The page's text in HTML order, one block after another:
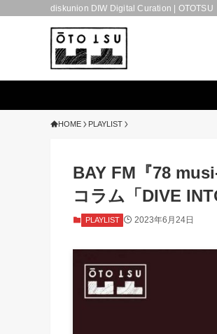
diskunion DIW Digital Curation | OTOTSU
HOME PLAYLIST
BAY FM『78
コラム「DIVE
PLAYLIST 2023年6月24日